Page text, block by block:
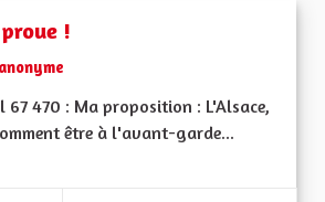
!
67 470 : Ma proposition : L'Alsace,
être à l'avant-garde...